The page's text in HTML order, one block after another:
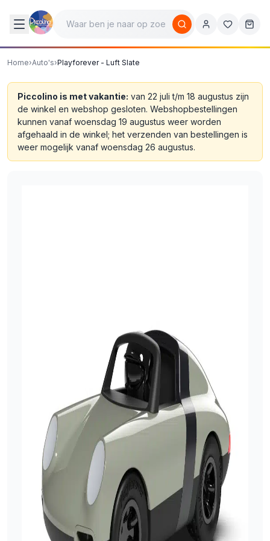
Home›Auto's›Playforever - Luft Slate
Piccolino is met vakantie: van 22 juli t/m 18 augustus zijn
de winkel en webshop gesloten. Webshopbestellingen
kunnen vanaf woensdag 19 augustus weer worden
afgehaald in de winkel; het verzenden van bestellingen is
weer mogelijk vanaf woensdag 26 augustus.